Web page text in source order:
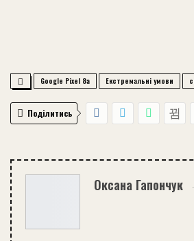
Google Pixel 8a Екстремальні умови
Поділитись
Оксана Гапончук